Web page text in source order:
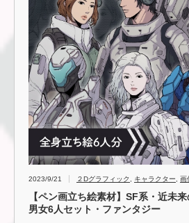
2023/9/21 ２Dグラフィック キャラクター 画
【ペン画立ち絵素材】SF系・近未
男女6人セット・ファンタジー